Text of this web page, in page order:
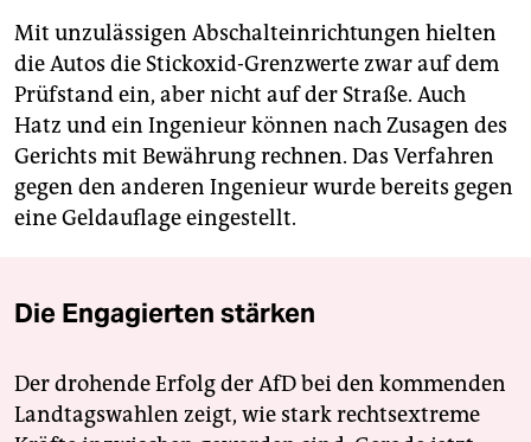
Mit unzulässigen Abschalteinrichtungen hielten
die Autos die Stickoxid-Grenzwerte zwar auf dem
Prüfstand ein, aber nicht auf der Straße. Auch
Hatz und ein Ingenieur können nach Zusagen des
Gerichts mit Bewährung rechnen. Das Verfahren
gegen den anderen Ingenieur wurde bereits gegen
eine Geldauflage eingestellt.
Die Engagierten stärken
Der drohende Erfolg der AfD bei den kommenden
Landtagswahlen zeigt, wie stark rechtsextreme